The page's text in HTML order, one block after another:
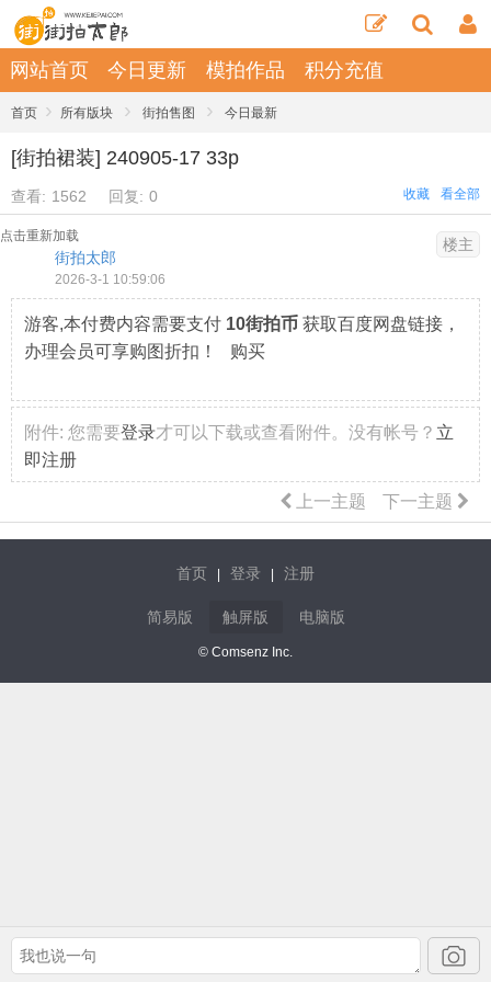
网站首页 今日更新 模拍作品 积分充值
首页 › 所有版块 › 街拍售图 › 今日最新
[街拍裙装] 240905-17 33p
查看: 1562 回复: 0 看全部
收藏
点击重新加载
街拍太郎
2026-3-1 10:59:06
楼主
游客,本付费内容需要支付 10街拍币 获取百度网盘链接，
办理会员可享购图折扣！ 购买
附件: 您需要登录才可以下载或查看附件。没有帐号？ 立
即注册
下一主题
上一主题
首页 登录 注册
简易版 触屏版 电脑版
© Comsenz Inc.